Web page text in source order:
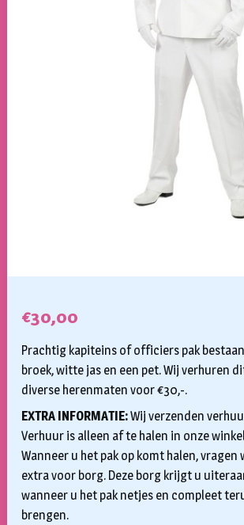
€30,00
Prachtig kapiteins of officiers pak
broek, witte jas en een pet. Wij verhuren
diverse herenmaten voor €30,-.
EXTRA INFORMATIE:Wij verzenden
Verhuur is alleen af te halen in onze
Wanneer u het pak op komt halen, vragen
extra voor borg. Deze borg krijgt u
wanneer u het pak netjes en compleet
brengen.